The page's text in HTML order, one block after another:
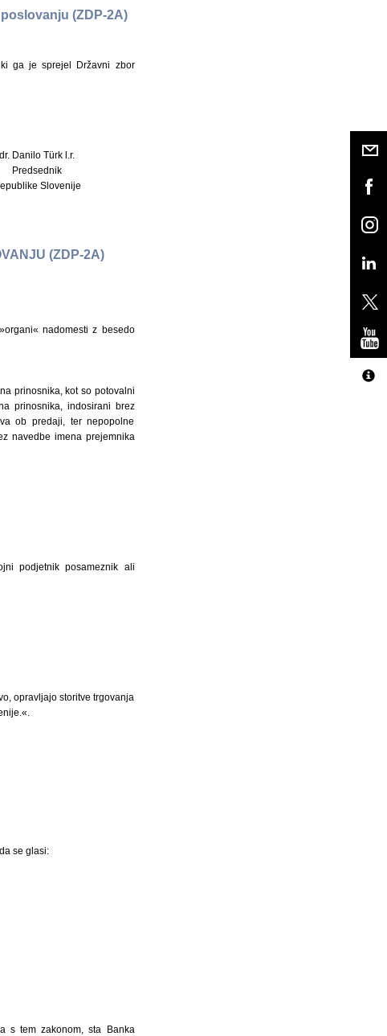
(ZDP-2A)
ga je sprejel Državni zbor
dr. Danilo Türk l.r.
Predsednik
Slovenije
(ZDP-2A)
nadomesti z besedo
prinosnika, kot so potovalni
prinosnika, indosirani brez
ob predaji, ter nepopolne
navedbe imena prejemnika
podjetnik posameznik ali
opravljajo storitve trgovanja
se glasi:
s tem zakonom, sta Banka